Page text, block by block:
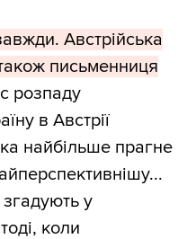
Австрійська
письменниця
розпаду
в Австрії
найбільше прагне
у
коли